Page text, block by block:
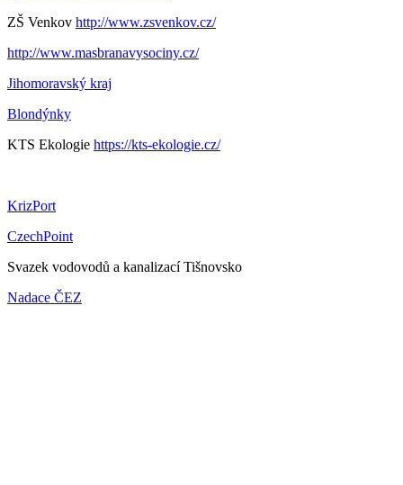
ZŠ Venkov http://www.zsvenkov.cz/
http://www.masbranavysociny.cz/
Jihomoravský kraj
Blondýnky
KTS Ekologie https://kts-ekologie.cz/
KrizPort
CzechPoint
Svazek vodovodů a kanalizací Tišnovsko
Nadace ČEZ